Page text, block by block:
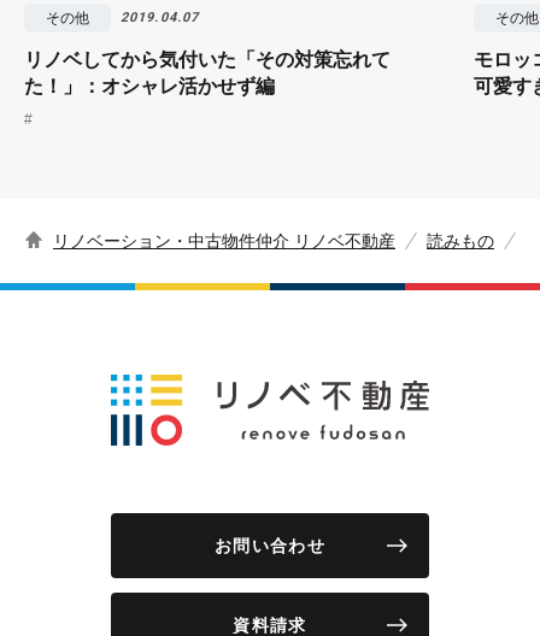
その他 2019.04.07
リノベしてから気付いた「その対策忘れて
た！」：オシャレ活かせず編
#
その他
モロッ
可愛す
リノベーション・中古物件仲介 リノベ不動産 読みもの
お問い合わせ
資料請求